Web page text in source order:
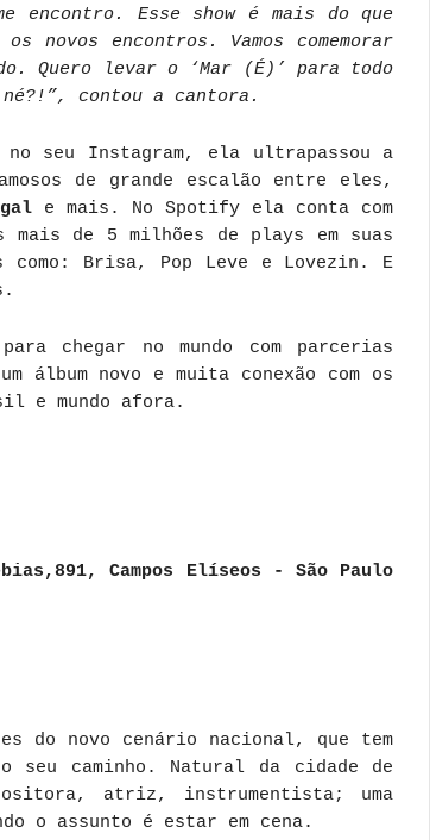
encontro. Esse show é mais do que
novos encontros. Vamos comemorar
Quero levar o ‘Mar (É)’ para todo
né?!”, contou a cantora.
no seu Instagram, ela ultrapassou a
de grande escalão entre eles,
e mais. No Spotify ela conta com
de 5 milhões de plays em suas
como: Brisa, Pop Leve e Lovezin. E
chegar no mundo com parcerias
álbum novo e muita conexão com os
e mundo afora.
Campos Elíseos - São Paulo
do novo cenário nacional, que tem
seu caminho. Natural da cidade de
atriz, instrumentista; uma
o assunto é estar em cena.